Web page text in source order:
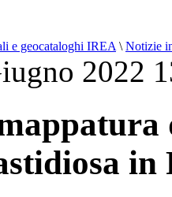
e geocataloghi IREA \ Notizie
2022
in